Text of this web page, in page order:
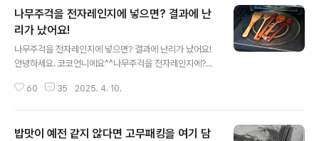
나무주걱을 전자레인지에 넣으면? 결과에 난
리가 났어요!
나무주걱을 전자레인지에 넣으면? 결과에 난리가 났어요!
안녕하세요. 코코언니에요^^나무주걱을 전자레인지에?
짝 놀랄 수도 있지만 이유를 알고 나면 누구든 따라하고 싶
금 그 이유를 알려드릴게요. 나무주걱, 나무뒤집개, 나무젓
60 35 2025. 4. 10.
밥맛이 예전 같지 않다면 고무패킹을 여기 담